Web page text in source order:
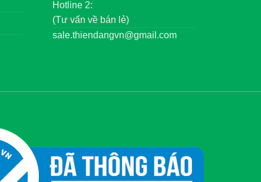
Hotline 2:
(Tư vấn về bán lẻ)
sale.thiendangvn@gmail.com